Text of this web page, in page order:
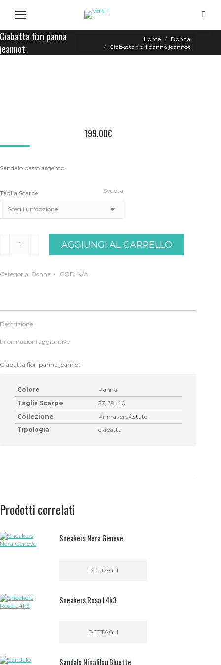
Search:
Ciabatta fiori panna
jeannot
Home
Donna
Ciabatta fiori panna jeannot
199,00€
Sandalo basso argento
Taglia Scarpe Svuota
AGGIUNGI AL CARRELLO
Categoria: Donna COD: N/A
Descrizione
Informazioni aggiuntive
Ciabatta fiori panna jeannot
Colore
Panna
Taglia Scarpe
37, 39, 40
Collezione
Primavera/estate
Tipologia
ciabatta
Prodotti correlati
Sneakers Nera Geneve
DETTAGLI
Sneakers Rosa L4k3
DETTAGLI
ha
Sandalo Ninalilou Bluette